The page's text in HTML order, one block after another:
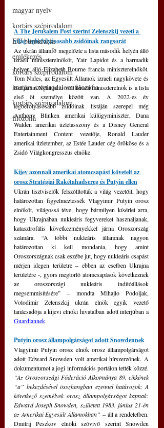
magyar nyelv
kortárs szépirodalom
EU bürokrácia
emlékezés
kortárs szépirodalom
kortárs szépirodalom filozófia
kortárs szépirodalom
filozófia
A The Jerusalem Post szerint Zelenszkij vezeti a
világ legbefolyásosabb zsidóinak rangsorát
Az ukrán államfő megelőzte a lista második helyén álló
izraeli miniszterelnököt, Yair Lapidot és a harmadik
helyen álló Elizabeth Bourne francia miniszterelnököt.
Tom Nides, az Egyesült Államok izraeli nagykövete és
Benjamin Netanjahu volt izraeli miniszterelnök is a lista
első öt személye között van. A 2022-es év
legbefolyásosabb zsidóinak listáján szerepel még
Anthony Blinken amerikai külügyminiszter, Dana
Walden amerikai üzletasszony és a Disney General
Entertainment Content vezetője, Ronald Lauder
amerikai üzletember, az Estée Lauder cég örököse és a
Zsidó Világkongresszus elnöke.
Kijev azonnali amerikai atomcsapást követelt az
orosz Stratégiai Rakétahadsereg és Putyin ellen
Ukrán tisztviselők felszólították a világ vezetőit, hogy
határozottan figyelmeztessék Vlagyimir Putyin orosz
elnököt, világossá téve, hogy bármilyen kísérlet arra,
hogy Ukrajnában nukleáris fegyvereket használjanak,
katasztrofális következményekkel járna Oroszország
számára. “A többi nukleáris államnak nagyon
határozottan ki kell mondania, hogy amint
Oroszországnak csak eszébe jut, hogy nukleáris csapást
mérjen idegen területre – ebben az esetben Ukrajna
területére -, gyors megtorló atomcsapások következnek
az oroszországi nukleáris indítóállások
megsemmisítésére” – mondta Mihajlo Podoljak,
Volodimir Zelenszkij ukrán elnök egyik vezető
Guardiannek.
Putyin orosz állampolgárságot adott Snowdennek
Vlagyimir Putyin orosz elnök orosz állampolgárságot
adott Edward Snowden volt amerikai hírszerzőnek. A
dokumentumot a jogi információs portálon tették közzé.
“Az Oroszországi Föderáció Alkotmánya 89. cikkének
“a” bekezdésével összhangban ezennel határozok: A
következő személyek orosz állampolgárságot kapnak:
Edward Joseph Snowden, született 1983. június 21-én
az Amerikai Egyesült Államokban” – áll a rendeletben.
Dmitrij Peszkov elnöki szóvivő szerint Snowden